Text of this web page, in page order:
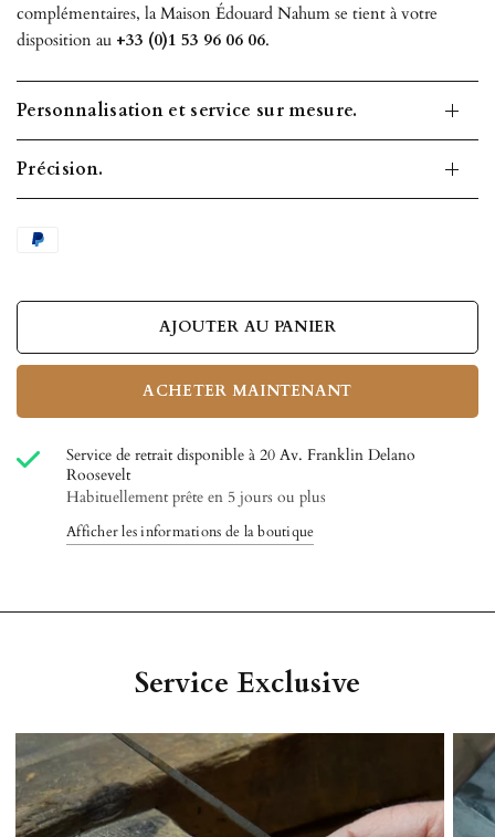
complémentaires, la Maison Édouard Nahum se tient à votre
disposition au +33 (0)1 53 96 06 06.
Personnalisation et service sur mesure.
Précision.
AJOUTER AU PANIER
ACHETER MAINTENANT
Service de retrait disponible à20 Av. Franklin Delano
Roosevelt
Habituellement prête en 5 jours ou plus
Afficher les informations de la boutique
Service Exclusive